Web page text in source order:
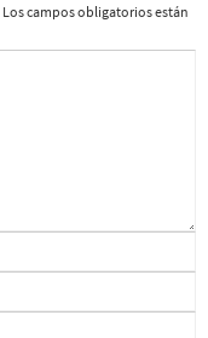
Los campos obligatorios están